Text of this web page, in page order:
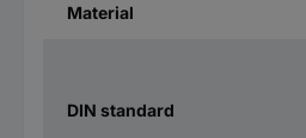
Material
DIN standard